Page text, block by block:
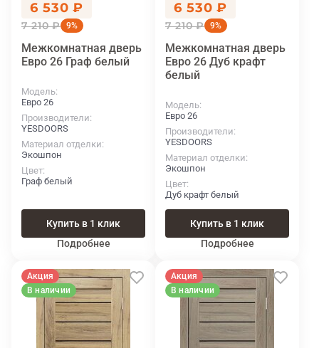
6 530 ₽
7 210 ₽ 9%
Межкомнатная дверь
Евро 26 Граф белый
Модель
Евро 26
Производители
YESDOORS
Материал отделки
Экошпон
Цвет
Граф белый
Купить в 1 клик
Подробнее
6 530 ₽
7 210 ₽ 9%
Межкомнатная дверь
Евро 26 Дуб крафт
белый
Модель
Евро 26
Производители
YESDOORS
Материал отделки
Экошпон
Цвет
Дуб крафт белый
Купить в 1 клик
Подробнее
Акция
В наличии
Акция
В наличии